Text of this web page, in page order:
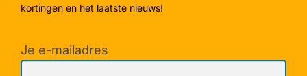
kortingen en het laatste nieuws!
Je e-mailadres